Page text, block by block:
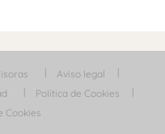
Aviso legal
Política de Cookies
Cookies